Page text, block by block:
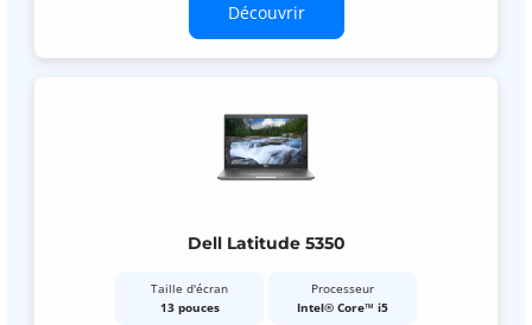
Découvrir
Dell Latitude 5350
Taille d'écran
13 pouces
Processeur
Intel® Core™ i5